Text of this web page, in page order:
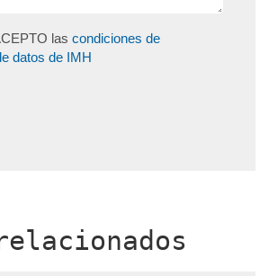
las condiciones de
datos de IMH